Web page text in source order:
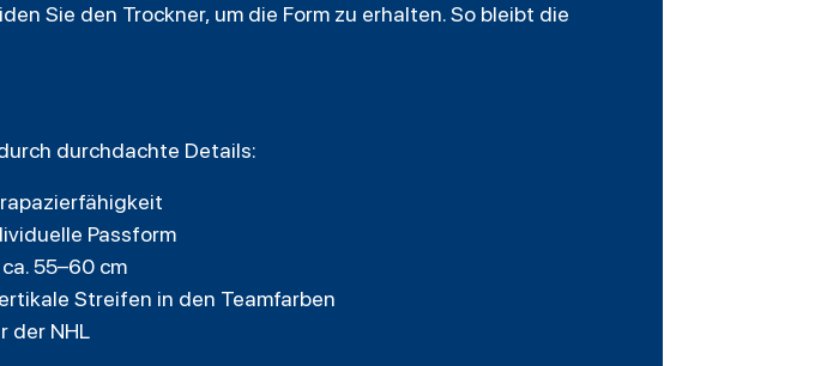
Sie den Trockner, um die Form zu erhalten. So bleibt die
durchdachte Details:
Passform
55–60 cm
Streifen in den Teamfarben
der NHL